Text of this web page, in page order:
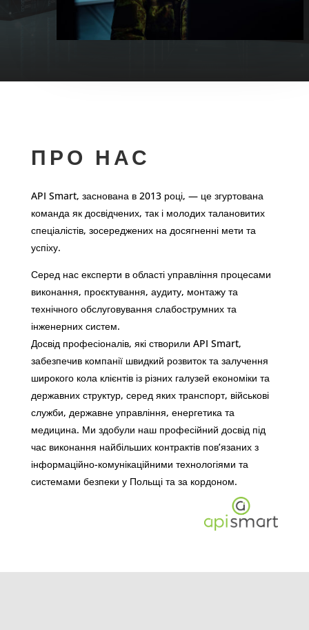
ПРО НАС
API Smart, заснована в 2013 році, — це згуртована
команда як досвідчених, так і молодих талановитих
спеціалістів, зосереджених на досягненні мети та
успіху.
Серед нас експерти в області управління процесами
виконання, проєктування, аудиту, монтажу та
технічного обслуговування слабострумних та
інженерних систем.
Досвід професіоналів, які створили API Smart,
забезпечив компанії швидкий розвиток та залучення
широкого кола клієнтів із різних галузей економіки та
державних структур, серед яких транспорт, військові
служби, державне управління, енергетика та
медицина. Ми здобули наш професійний досвід під
час виконання найбільших контрактів пов’язаних з
інформаційно-комунікаційними технологіями та
системами безпеки у Польщі та за кордоном.